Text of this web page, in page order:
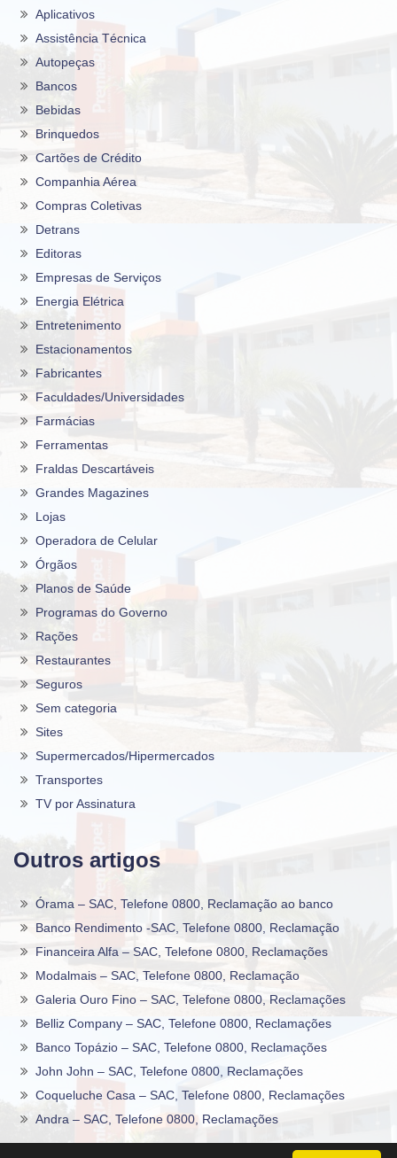
Aplicativos
Assistência Técnica
Autopeças
Bancos
Bebidas
Brinquedos
Cartões de Crédito
Companhia Aérea
Compras Coletivas
Detrans
Editoras
Empresas de Serviços
Energia Elétrica
Entretenimento
Estacionamentos
Fabricantes
Faculdades/Universidades
Farmácias
Ferramentas
Fraldas Descartáveis
Grandes Magazines
Lojas
Operadora de Celular
Órgãos
Planos de Saúde
Programas do Governo
Rações
Restaurantes
Seguros
Sem categoria
Sites
Supermercados/Hipermercados
Transportes
TV por Assinatura
Outros artigos
Órama – SAC, Telefone 0800, Reclamação ao banco
Banco Rendimento -SAC, Telefone 0800, Reclamação
Financeira Alfa – SAC, Telefone 0800, Reclamações
Modalmais – SAC, Telefone 0800, Reclamação
Galeria Ouro Fino – SAC, Telefone 0800, Reclamações
Belliz Company – SAC, Telefone 0800, Reclamações
Banco Topázio – SAC, Telefone 0800, Reclamações
John John – SAC, Telefone 0800, Reclamações
Coqueluche Casa – SAC, Telefone 0800, Reclamações
Andra – SAC, Telefone 0800, Reclamações